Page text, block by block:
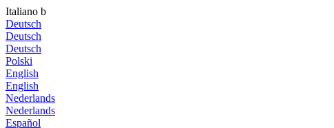
Italiano b
Deutsch
Deutsch
Deutsch
Polski
English
English
Nederlands
Nederlands
Español